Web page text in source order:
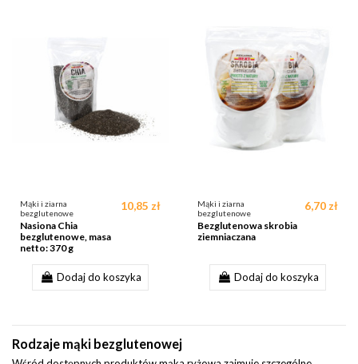
Mąki i ziarna
bezglutenowe
Nasiona Chia
bezglutenowe, masa
netto: 370 g
10,85 zł
Dodaj do koszyka
Mąki i ziarna
bezglutenowe
Bezglutenowa skrobia
ziemniaczana
6,70 zł
Dodaj do koszyka
Rodzaje mąki bezglutenowej